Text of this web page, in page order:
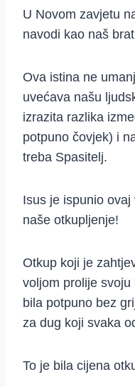
U Novom zavjetu
navodi kao naš
Ova istina ne
uvećava našu
izrazita razlika
potpuno čovjek) i
treba Spasitelj.
Isus je ispunio
naše otkupljenje!
Otkup koji je
voljom prolije
bila potpuno bez
za dug koji svaka
To je bila cijena